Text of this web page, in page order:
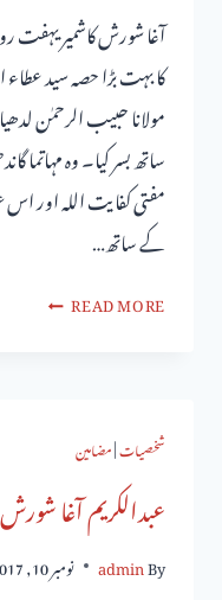
کا بہت بڑا حصہ سید
مولانا حبیب الرحمٰن
ساتھ بسر کیا۔ وہ مہاتما
مفتی کفایت اللہ اور
کے ساتھ…
READ MORE
شخصیات|مضامین
عبدالکریم آغا
By
admin نومبر 10, 2017